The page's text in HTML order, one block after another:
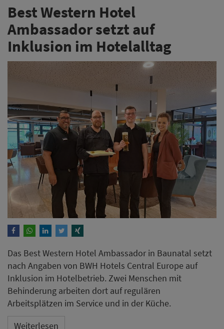
Best Western Hotel
Ambassador setzt auf
Inklusion im Hotelalltag
Das Best Western Hotel Ambassador in Baunatal setzt
nach Angaben von BWH Hotels Central Europe auf
Inklusion im Hotelbetrieb. Zwei Menschen mit
Behinderung arbeiten dort auf regulären
Arbeitsplätzen im Service und in der Küche.
Weiterlesen